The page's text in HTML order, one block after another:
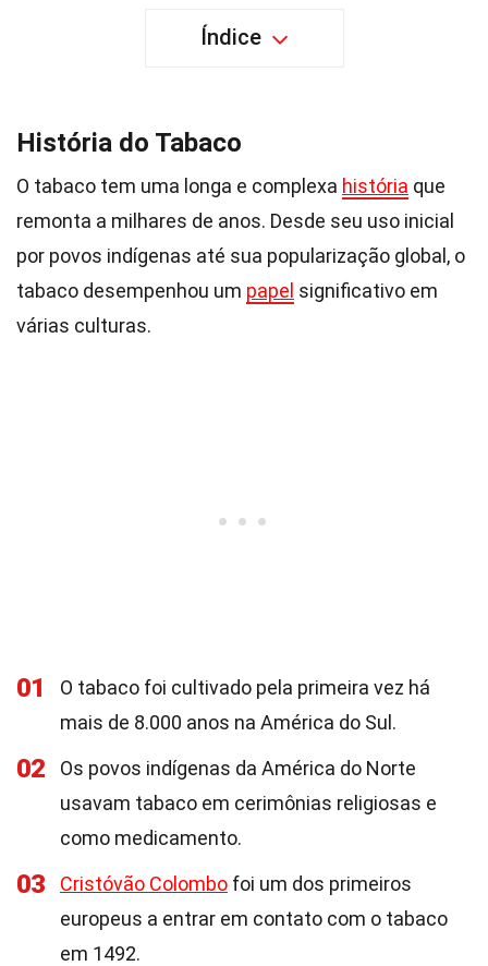
Índice
História do Tabaco
O tabaco tem uma longa e complexa história que
remonta a milhares de anos. Desde seu uso inicial
por povos indígenas até sua popularização global, o
tabaco desempenhou um papel significativo em
várias culturas.
01
O tabaco foi cultivado pela primeira vez há
mais de 8.000 anos na América do Sul.
02
Os povos indígenas da América do Norte
usavam tabaco em cerimônias religiosas e
como medicamento.
03 Cristóvão Colombo foi um dos primeiros
europeus a entrar em contato com o tabaco
em 1492.